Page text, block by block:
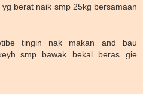
berat naik smp 25kg bersamaan
tingin nak makan and bau
bawak bekal beras gie